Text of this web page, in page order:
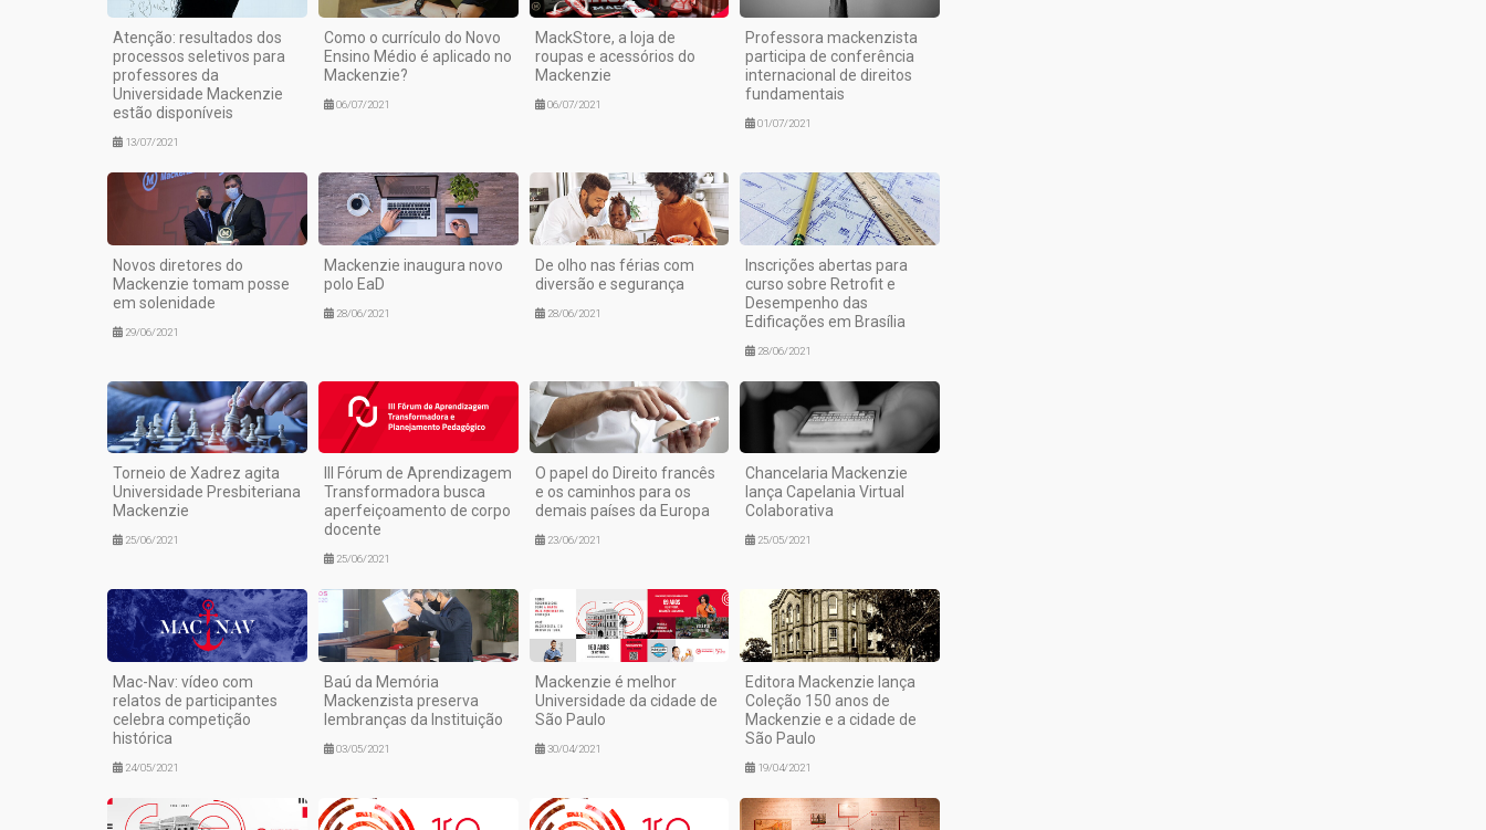
Atenção: resultados dos
processos seletivos para
professores da
Universidade Mackenzie
estão disponíveis
13/07/2021
Como o currículo do Novo
Ensino Médio é aplicado no
Mackenzie?
06/07/2021
MackStore, a loja de
roupas e acessórios do
Mackenzie
06/07/2021
Professora mackenzista
participa de conferência
internacional de direitos
fundamentais
01/07/2021
Novos diretores do
Mackenzie tomam posse
em solenidade
29/06/2021
Mackenzie inaugura novo
polo EaD
28/06/2021
De olho nas férias com
diversão e segurança
28/06/2021
Inscrições abertas para
curso sobre Retrofit e
Desempenho das
Edificações em Brasília
28/06/2021
Torneio de Xadrez agita
Universidade Presbiteriana
Mackenzie
25/06/2021
III Fórum de Aprendizagem
Transformadora busca
aperfeiçoamento de corpo
docente
25/06/2021
O papel do Direito francês
e os caminhos para os
demais países da Europa
23/06/2021
Chancelaria Mackenzie
lança Capelania Virtual
Colaborativa
25/05/2021
Mac-Nav: vídeo com
relatos de participantes
celebra competição
histórica
24/05/2021
Baú da Memória
Mackenzista preserva
lembranças da Instituição
03/05/2021
Mackenzie é melhor
Universidade da cidade de
São Paulo
30/04/2021
Editora Mackenzie lança
Coleção 150 anos de
Mackenzie e a cidade de
São Paulo
19/04/2021